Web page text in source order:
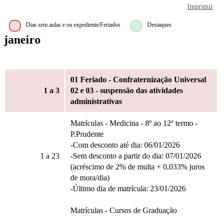
Imprimir
Dias sem aulas e ou expediente/Feriados Destaques
janeiro
1 a 3
01 Feriado - Confraternização Universal
02 e 03 - suspensão das atividades
administrativas
1 a 23
Matrículas - Medicina - 8º ao 12º termo -
P.Prudente
-Com desconto até dia: 06/01/2026
-Sem desconto a partir do dia: 07/01/2026
(acréscimo de 2% de multa + 0,033% juros
de mora/dia)
-Último dia de matrícula: 23/01/2026
Matrículas - Cursos de Graduação